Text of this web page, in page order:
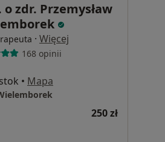
o zdr. Przemysław
· Więcej
168 opinii
• Mapa
250 zł